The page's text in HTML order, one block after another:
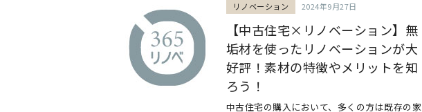
リノベーション 2024年9月27日
【中古住宅×リノベーション】無
垢材を使ったリノベーションが大
好評！素材の特徴やメリットを知
ろう！
中古住宅の購入において、多くの方は既存の家